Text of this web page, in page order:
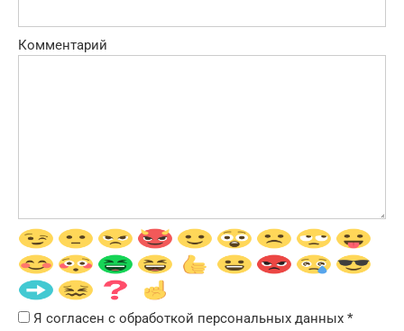
Комментарий
Я согласен с обработкой персональных данных *